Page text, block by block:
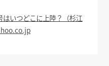
いつどこに上陸？（杉江